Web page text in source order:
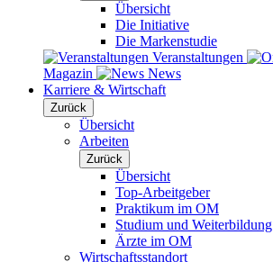
Übersicht
Die Initiative
Die Markenstudie
Veranstaltungen
Magazin
News
Karriere & Wirtschaft
Zurück
Übersicht
Arbeiten
Zurück
Übersicht
Top-Arbeitgeber
Praktikum im OM
Studium und Weiterbildung
Ärzte im OM
Wirtschaftsstandort